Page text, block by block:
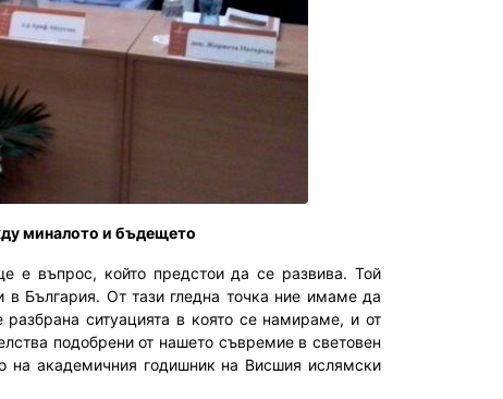
миналото и бъдещето
е въпрос, който предстои да се развива. Той
в България. От тази гледна точка ние имаме да
ситуацията в която се намираме, и от
подобрени от нашето съвремие в световен
на академичния годишник на Висшия ислямски